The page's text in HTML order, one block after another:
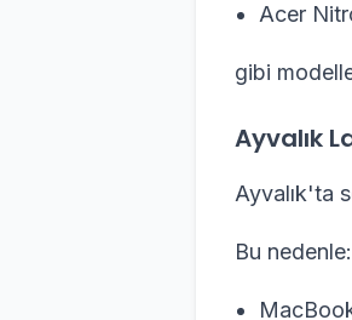
Acer
gibi
Ayvalık
Ayvalık'ta
Bu nedenle: